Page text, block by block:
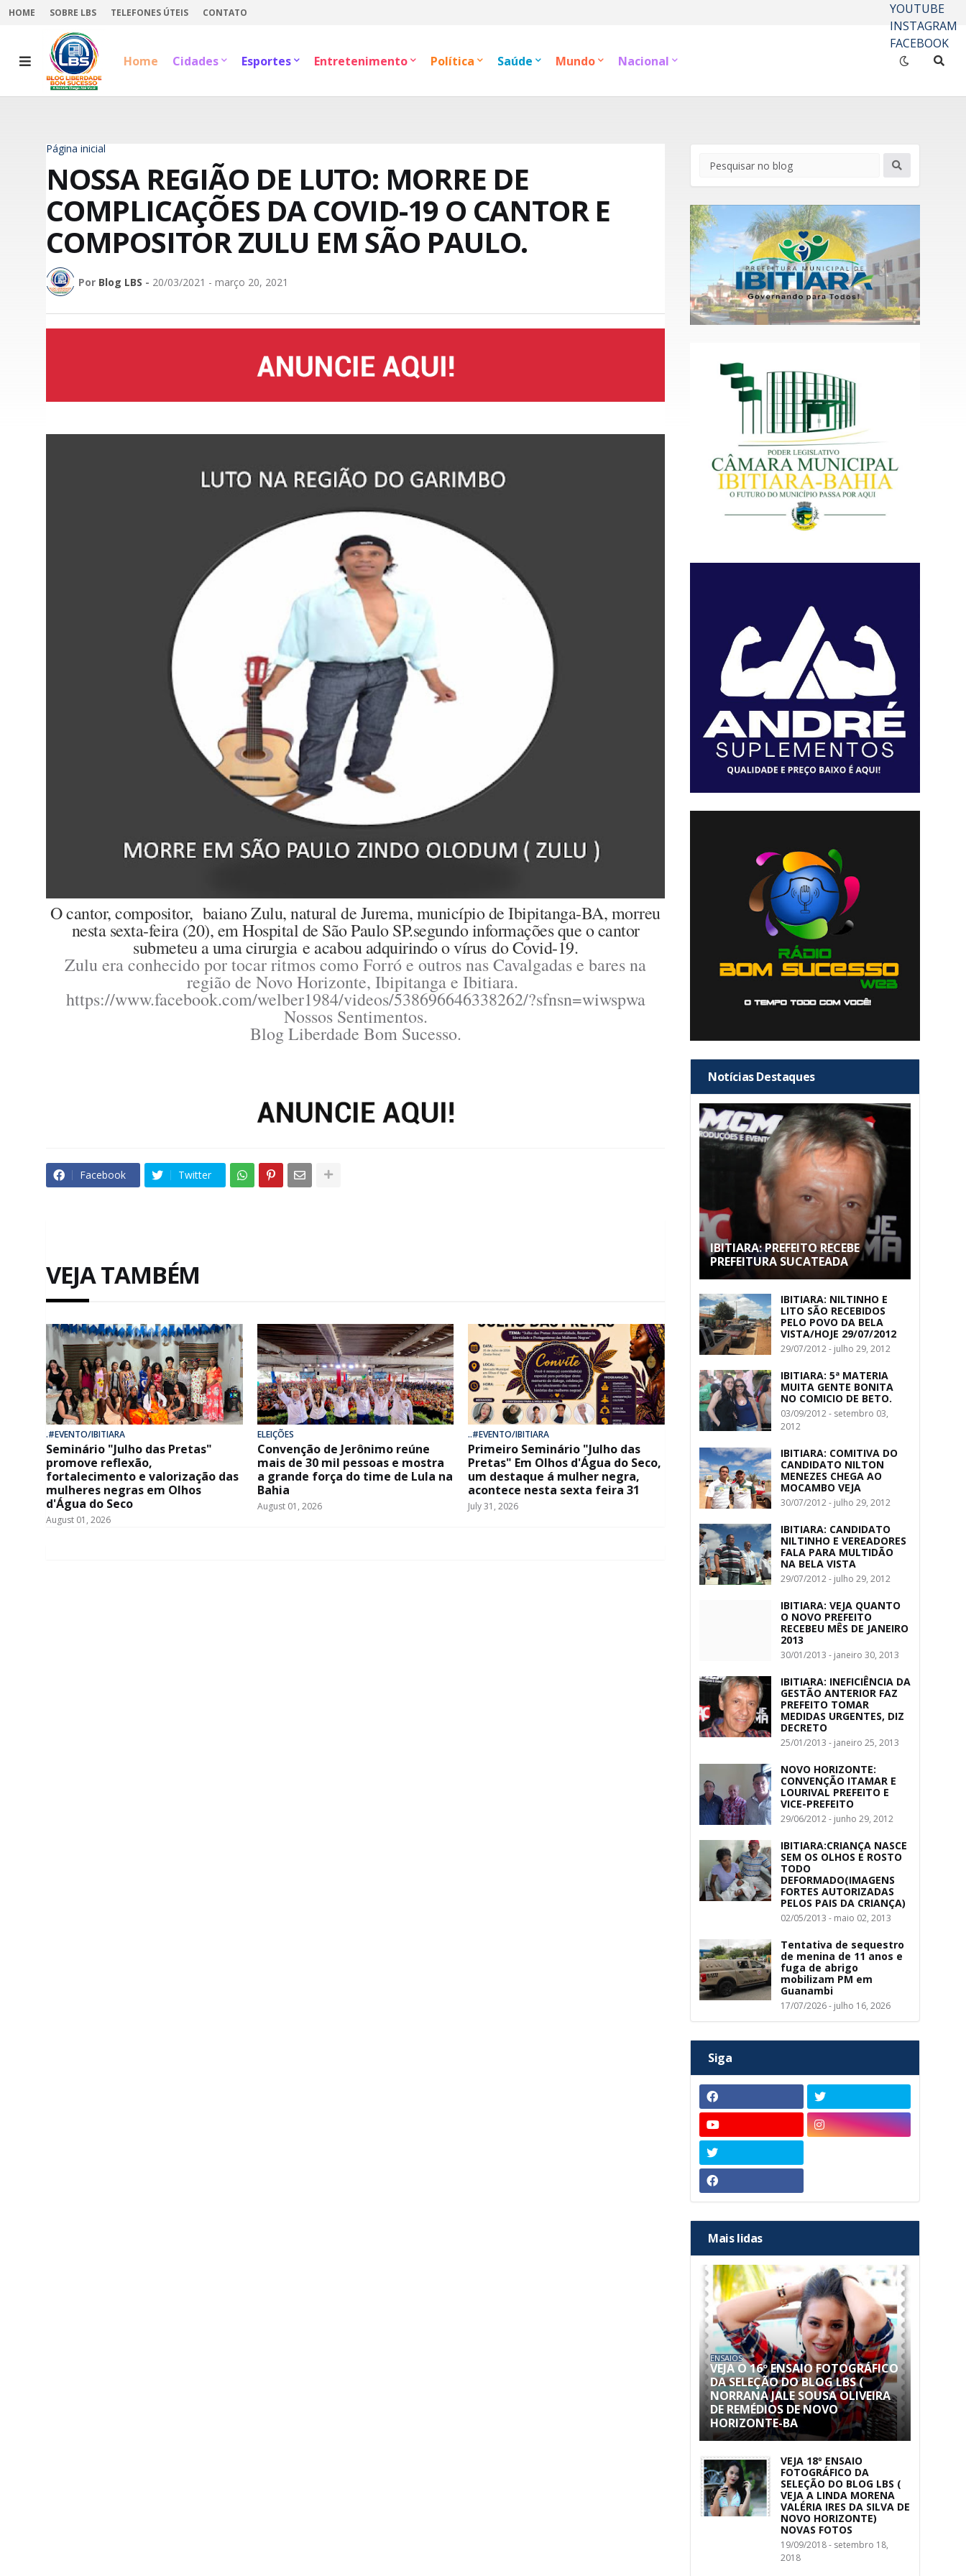
HOME SOBRE LBS TELEFONES ÚTEIS CONTATO
YOUTUBE
INSTAGRAM
FACEBOOK
Home
Cidades Esportes Entretenimento Política Saúde Mundo Nacional
Página inicial
NOSSA REGIÃO DE LUTO: MORRE DE
COMPLICAÇÕES DA COVID-19 O CANTOR E
COMPOSITOR ZULU EM SÃO PAULO.
Por Blog LBS - 20/03/2021 - março 20, 2021
O cantor, compositor, baiano Zulu, natural de Jurema, município de Ibipitanga-BA, morreu
nesta sexta-feira (20), em Hospital de São Paulo SP.segundo informações que o cantor
submeteu a uma cirurgia e acabou adquirindo o vírus do Covid-19.
Zulu era conhecido por tocar ritmos como Forró e outros nas Cavalgadas e bares na
região de Novo Horizonte, Ibipitanga e Ibitiara.
https://www.facebook.com/welber1984/videos/538696646338262/?sfnsn=wiwspwa
Nossos Sentimentos.
Blog Liberdade Bom Sucesso.
Facebook Twitter
VEJA TAMBÉM
.#EVENTO/IBITIARA
Seminário "Julho das Pretas"
promove reflexão,
fortalecimento e valorização das
mulheres negras em Olhos
d'Água do Seco
August 01, 2026
ELEIÇÕES
Convenção de Jerônimo reúne
mais de 30 mil pessoas e mostra
a grande força do time de Lula na
Bahia
August 01, 2026
..#EVENTO/IBITIARA
Primeiro Seminário "Julho das
Pretas" Em Olhos d'Água do Seco,
um destaque á mulher negra,
acontece nesta sexta feira 31
July 31, 2026
Notícias Destaques
IBITIARA: PREFEITO RECEBE
PREFEITURA SUCATEADA
IBITIARA: NILTINHO E
LITO SÃO RECEBIDOS
PELO POVO DA BELA
VISTA/HOJE 29/07/2012
29/07/2012 - julho 29, 2012
IBITIARA: 5ª MATERIA
MUITA GENTE BONITA
NO COMICIO DE BETO.
03/09/2012 - setembro 03,
2012
IBITIARA: COMITIVA DO
CANDIDATO NILTON
MENEZES CHEGA AO
MOCAMBO VEJA
30/07/2012 - julho 29, 2012
IBITIARA: CANDIDATO
NILTINHO E VEREADORES
FALA PARA MULTIDÃO
NA BELA VISTA
29/07/2012 - julho 29, 2012
IBITIARA: VEJA QUANTO
O NOVO PREFEITO
RECEBEU MÊS DE JANEIRO
2013
30/01/2013 - janeiro 30, 2013
IBITIARA: INEFICIÊNCIA DA
GESTÃO ANTERIOR FAZ
PREFEITO TOMAR
MEDIDAS URGENTES, DIZ
DECRETO
25/01/2013 - janeiro 25, 2013
NOVO HORIZONTE:
CONVENÇÃO ITAMAR E
LOURIVAL PREFEITO E
VICE-PREFEITO
29/06/2012 - junho 29, 2012
IBITIARA:CRIANÇA NASCE
SEM OS OLHOS E ROSTO
TODO
DEFORMADO(IMAGENS
FORTES AUTORIZADAS
PELOS PAIS DA CRIANÇA)
02/05/2013 - maio 02, 2013
Tentativa de sequestro
de menina de 11 anos e
fuga de abrigo
mobilizam PM em
Guanambi
17/07/2026 - julho 16, 2026
Siga
Mais lidas
ENSAIOS
VEJA O 16º ENSAIO FOTOGRÁFICO
DA SELEÇÃO DO BLOG LBS (
NORRANA JALE SOUSA OLIVEIRA
DE REMÉDIOS DE NOVO
HORIZONTE-BA
VEJA 18º ENSAIO
FOTOGRÁFICO DA
SELEÇÃO DO BLOG LBS (
VEJA A LINDA MORENA
VALÉRIA IRES DA SILVA DE
NOVO HORIZONTE)
NOVAS FOTOS
19/09/2018 - setembro 18,
2018